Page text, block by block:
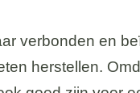
verbonden en
herstellen.